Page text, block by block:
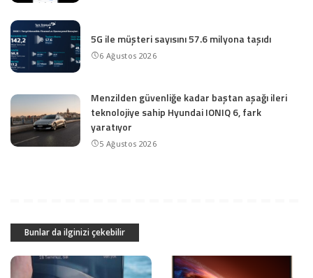
5G ile müşteri sayısını 57.6 milyona taşıdı
6 Ağustos 2026
Menzilden güvenliğe kadar baştan aşağı ileri
teknolojiye sahip Hyundai IONIQ 6, fark
yaratıyor
5 Ağustos 2026
Bunlar da ilginizi çekebilir